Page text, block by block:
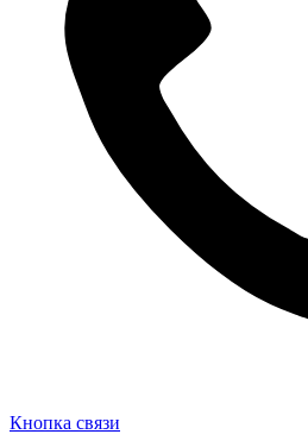
Кнопка связи